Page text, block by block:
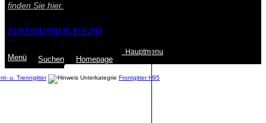
finden Sie hier.
ZUSTIMMENABLEHNEN
Menü Suchen Homepage
Hauptmenu
u. Trenngitter Frontgitter H95